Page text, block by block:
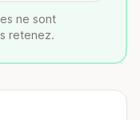
ne sont
retenez.